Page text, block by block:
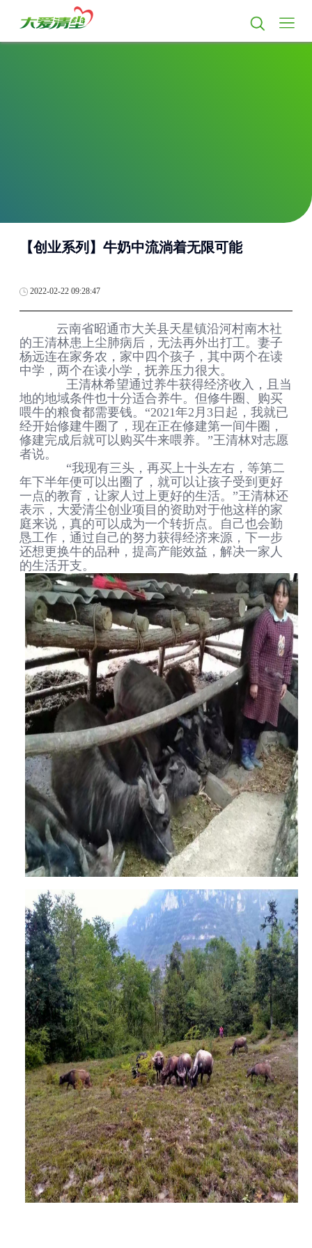
【创业系列】牛奶中流淌着无限可能
2022-02-22 09:28:47
云南省昭通市大关县天星镇沿河村南木社
的王清林患上尘肺病后，无法再外出打工。妻子
杨远连在家务农，家中四个孩子，其中两个在读
中学，两个在读小学，抚养压力很大。
王清林希望通过养牛获得经济收入，且当
地的地域条件也十分适合养牛。但修牛圈、购买
喂牛的粮食都需要钱。“2021年2月3日起，我就已
经开始修建牛圈了，现在正在修建第一间牛圈，
修建完成后就可以购买牛来喂养。”王清林对志愿
者说。
“我现有三头，再买上十头左右，等第二
年下半年便可以出圈了，就可以让孩子受到更好
一点的教育，让家人过上更好的生活。”王清林还
表示，大爱清尘创业项目的资助对于他这样的家
庭来说，真的可以成为一个转折点。自己也会勤
恳工作，通过自己的努力获得经济来源，下一步
还想更换牛的品种，提高产能效益，解决一家人
的生活开支。